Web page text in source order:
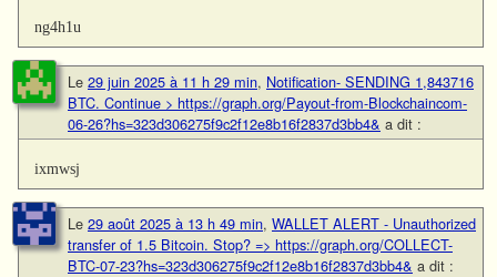
ng4h1u
Le 29 juin 2025 à 11 h 29 min, Notification- SENDING 1,843716
BTC. Continue > https://graph.org/Payout-from-Blockchaincom-
06-26?hs=323d306275f9c2f12e8b16f2837d3bb4& a dit :
ixmwsj
Le 29 août 2025 à 13 h 49 min, WALLET ALERT - Unauthorized
transfer of 1.5 Bitcoin. Stop? => https://graph.org/COLLECT-
BTC-07-23?hs=323d306275f9c2f12e8b16f2837d3bb4& a dit :